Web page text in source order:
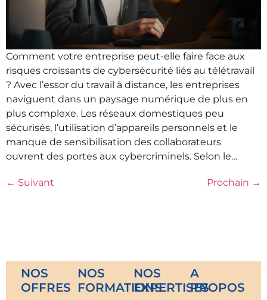
Comment votre entreprise peut-elle faire face aux
risques croissants de cybersécurité liés au télétravail
? Avec l’essor du travail à distance, les entreprises
naviguent dans un paysage numérique de plus en
plus complexe. Les réseaux domestiques peu
sécurisés, l’utilisation d’appareils personnels et le
manque de sensibilisation des collaborateurs
ouvrent des portes aux cybercriminels. Selon le…
← Suivant Prochain →
NOS
OFFRES
NOS
FORMATIONS
NOS
EXPERTISES
A
PROPOS